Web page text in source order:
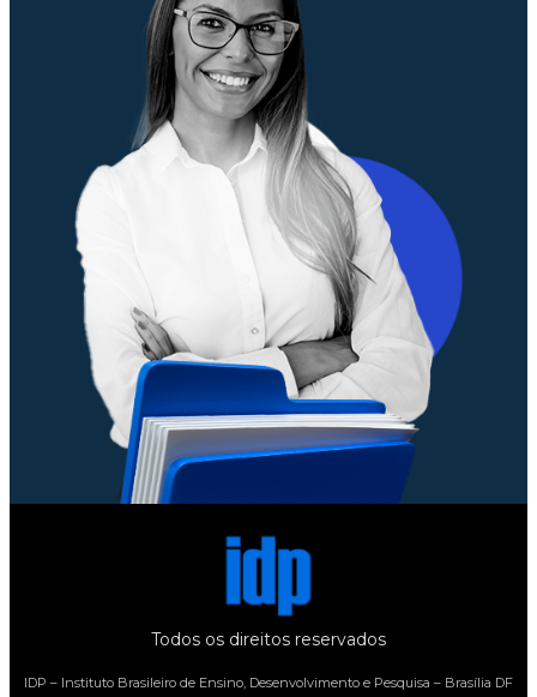
Todos os direitos reservados
IDP – Instituto Brasileiro de Ensino, Desenvolvimento e Pesquisa – Brasília DF